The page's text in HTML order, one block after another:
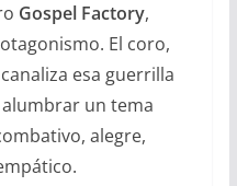
Gospel Factory,
El coro,
esa guerrilla
un tema
alegre,